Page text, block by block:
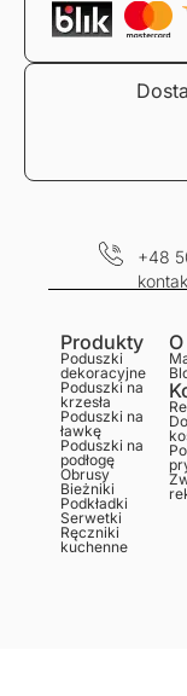
+48
Produkty
Poduszki
dekoracyjne
Poduszki na
krzesła
Poduszki na
ławkę
Poduszki na
podłogę
Obrusy
Bieżniki
Podkładki
Serwetki
Ręczniki
kuchenne